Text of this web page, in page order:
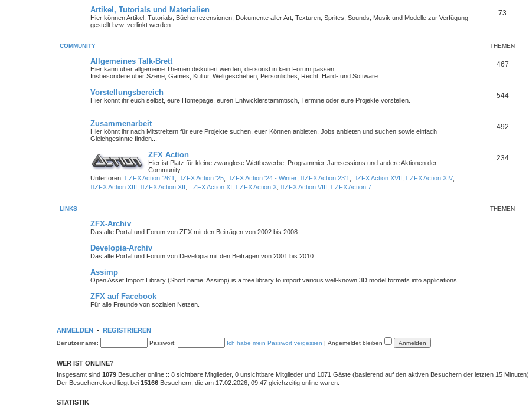
Artikel, Tutorials und Materialien
Hier können Artikel, Tutorials, Bücherrezensionen, Dokumente aller Art, Texturen, Sprites, Sounds, Musik und Modelle zur Verfügung
gestellt bzw. verlinkt werden.
73
COMMUNITY THEMEN
Allgemeines Talk-Brett
Hier kann über allgemeine Themen diskutiert werden, die sonst in kein Forum passen.
Insbesondere über Szene, Games, Kultur, Weltgeschehen, Persönliches, Recht, Hard- und Software.
467
Vorstellungsbereich
Hier könnt ihr euch selbst, eure Homepage, euren Entwicklerstammtisch, Termine oder eure Projekte vorstellen.
544
Zusammenarbeit
Hier könnt ihr nach Mitstreitern für eure Projekte suchen, euer Können anbieten, Jobs anbieten und suchen sowie einfach
Gleichgesinnte finden...
492
ZFX Action
Hier ist Platz für kleine zwanglose Wettbewerbe, Programmier-Jamsessions und andere Aktionen der
Community.
Unterforen:
ZFX Action '26'1, ZFX Action '25, ZFX Action '24 - Winter, ZFX Action 23'1, ZFX Action XVII , ZFX Action XIV,
ZFX Action XIII , ZFX Action XII , ZFX Action XI , ZFX Action X, ZFX Action VIII , ZFX Action 7
234
LINKS THEMEN
ZFX-Archiv
Das alte Portal und Forum von ZFX mit den Beiträgen von 2002 bis 2008.
Developia-Archiv
Das alte Portal und Forum von Developia mit den Beiträgen von 2001 bis 2010.
Assimp
Open Asset Import Library (Short name: Assimp) is a free library to import various well-known 3D model formats into applications.
ZFX auf Facebook
Für alle Freunde von sozialen Netzen.
ANMELDEN • REGISTRIEREN
Benutzername: Passwort: Ich habe mein Passwort vergessen Angemeldet bleiben
WER IST ONLINE?
Insgesamt sind 1079 Besucher online :: 8 sichtbare Mitglieder, 0 unsichtbare Mitglieder und 1071 Gäste (basierend auf den aktiven Besuchern der letzten 15 Minuten)
Der Besucherrekord liegt bei 15166 Besuchern, die am 17.02.2026, 09:47 gleichzeitig online waren.
STATISTIK